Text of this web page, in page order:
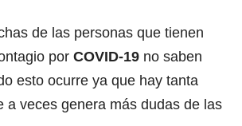
de las personas que tienen
por COVID-19 no saben
esto ocurre ya que hay tanta
a veces genera más dudas de las